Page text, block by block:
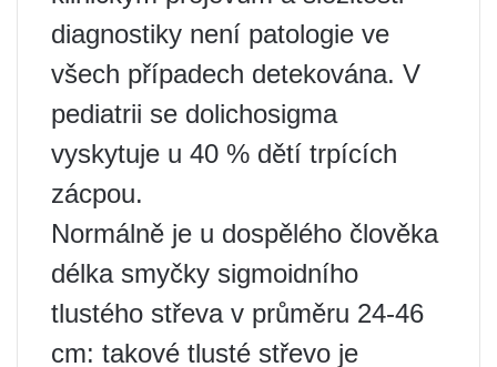
diagnostiky není patologie ve
všech případech detekována. V
pediatrii se dolichosigma
vyskytuje u 40 % dětí trpících
zácpou.
Normálně je u dospělého člověka
délka smyčky sigmoidního
tlustého střeva v průměru 24-46
cm: takové tlusté střevo je